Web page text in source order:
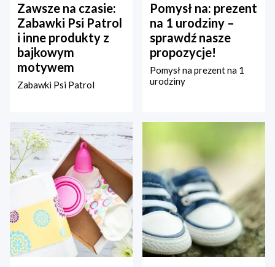
Zawsze na czasie:
Zabawki Psi Patrol
i inne produkty z
bajkowym
motywem
Zabawki Psi Patrol
Pomysł na: prezent
na 1 urodziny –
sprawdź nasze
propozycje!
Pomysł na prezent na 1
urodziny